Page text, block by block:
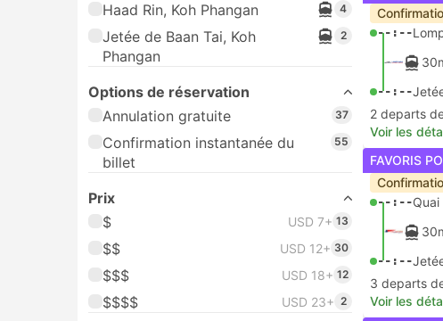
Haad Rin, Koh Phangan 4
Jetée de Baan Tai, Koh
Phangan
2
Options de réservation
Annulation gratuite
37
Confirmation instantanée du
billet
55
Prix
$
USD 7+ 13
$$ USD 12+ 30
$$$ USD 18+ 12
$$$$ USD 23+ 2
--:--
--:--
2 departs
Voir les
FAVORIS
--:--
--:--
3 departs
Voir les